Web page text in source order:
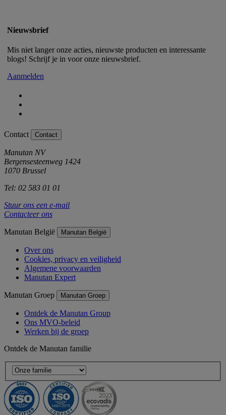
Nieuwsbrief
Mis niet langer onze acties, nieuwste producten en interessante
blogs! Schrijf je in voor onze nieuwsbrief.
Aanmelden
Contact Contact
Manutan NV
Bergensesteenweg 1424
1070 Brussel
Tel: 02 583 01 01
Stuur ons een e-mail
Contacteer ons
Manutan België Manutan België
Over ons
Cookies, privacy en veiligheid
Algemene voorwaarden
Manutan Expert
Manutan Groep Manutan Groep
Ontdek de Manutan Group
Ons MVO-beleid
Werken bij de groep
Ontdek de Manutan familie